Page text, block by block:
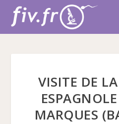
VISITE DE
MARQUES